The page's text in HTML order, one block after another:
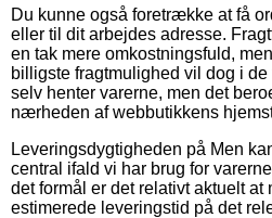
Du kunne også foretrække at få
eller til dit arbejdes adresse.
en tak mere omkostningsfuld,
billigste fragtmulighed vil dog i
selv henter varerne, men det
nærheden af webbutikkens
Leveringsdygtigheden på Men
central ifald vi har brug for
det formål er det relativt aktuelt at
estimerede leveringstid på det